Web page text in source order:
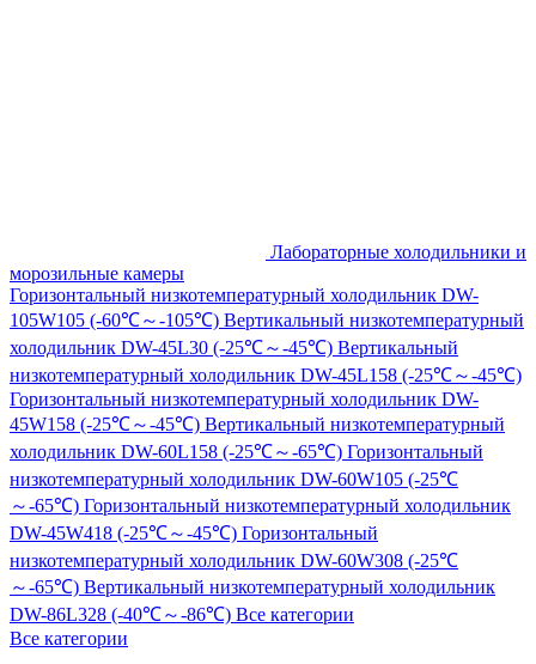
Лабораторные холодильники и
морозильные камеры
Горизонтальный низкотемпературный холодильник DW-
105W105 (-60℃～-105℃) Вертикальный низкотемпературный
холодильник DW-45L30 (-25℃～-45℃) Вертикальный
низкотемпературный холодильник DW-45L158 (-25℃～-45℃)
Горизонтальный низкотемпературный холодильник DW-
45W158 (-25℃～-45℃) Вертикальный низкотемпературный
холодильник DW-60L158 (-25℃～-65℃) Горизонтальный
низкотемпературный холодильник DW-60W105 (-25℃
～-65℃) Горизонтальный низкотемпературный холодильник
DW-45W418 (-25℃～-45℃) Горизонтальный
низкотемпературный холодильник DW-60W308 (-25℃
～-65℃) Вертикальный низкотемпературный холодильник
DW-86L328 (-40℃～-86℃) Все категории
Все категории